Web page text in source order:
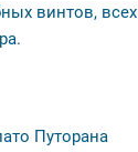
винтов, всех
Путорана